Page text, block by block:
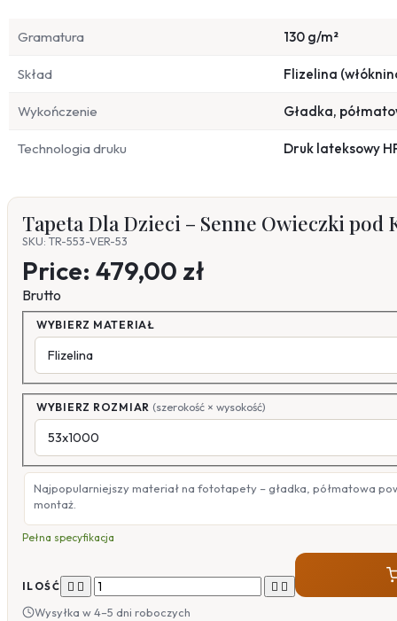
Gramatura 130 g/m²
Skład Flizelina
Wykończenie Gładka,
Technologia druku Druk lateksowy
Tapeta Dla Dzieci – Senne Owieczki pod
SKU: TR-553-VER-53
Price: 479,00 zł
Brutto
WYBIERZ MATERIAŁ
WYBIERZ ROZMIAR (szerokość × wysokość)
Najpopularniejszy materiał na fototapety – gładka, półmatowa
montaż.
Pełna specyfikacja
ILOŚĆ    
Wysyłka w 4–5 dni roboczych